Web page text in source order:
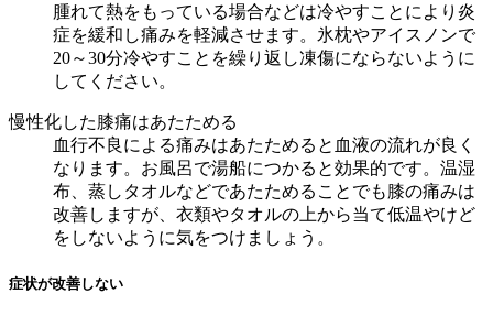
腫れて熱をもっている場合などは冷やすことにより炎
症を緩和し痛みを軽減させます。氷枕やアイスノンで
20～30分冷やすことを繰り返し凍傷にならないように
してください。
慢性化した膝痛はあたためる
血行不良による痛みはあたためると血液の流れが良く
なります。お風呂で湯船につかると効果的です。温湿
布、蒸しタオルなどであたためることでも膝の痛みは
改善しますが、衣類やタオルの上から当て低温やけど
をしないように気をつけましょう。
症状が改善しない